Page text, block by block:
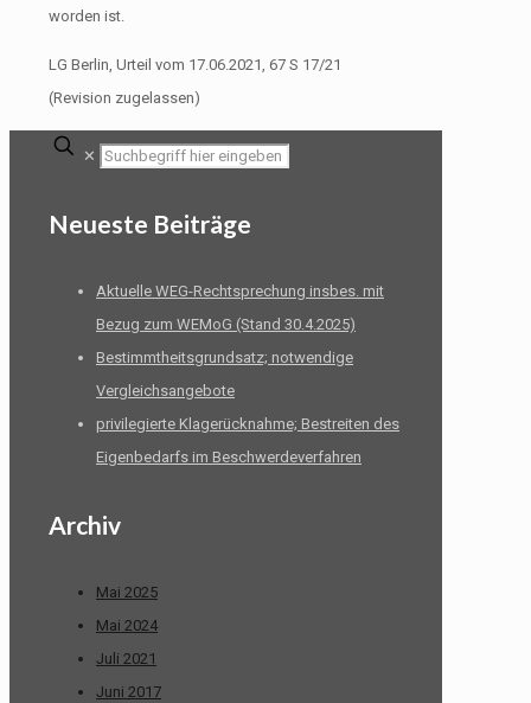
worden ist.
LG Berlin, Urteil vom 17.06.2021, 67 S 17/21
(Revision zugelassen)
✕
Neueste Beiträge
Aktuelle WEG-Rechtsprechung insbes. mit
Bezug zum WEMoG (Stand 30.4.2025)
Bestimmtheitsgrundsatz; notwendige
Vergleichsangebote
privilegierte Klagerücknahme; Bestreiten des
Eigenbedarfs im Beschwerdeverfahren
Archiv
Mai 2025
Mai 2024
Juli 2021
Juni 2017